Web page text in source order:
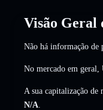
Visão Geral
Não há informação de
No mercado em
A sua capitalização de
N/A